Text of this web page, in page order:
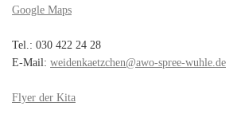
Google Maps
Tel.: 030 422 24 28
E-Mail: weidenkaetzchen@awo-spree-wuhle.de
Flyer der Kita